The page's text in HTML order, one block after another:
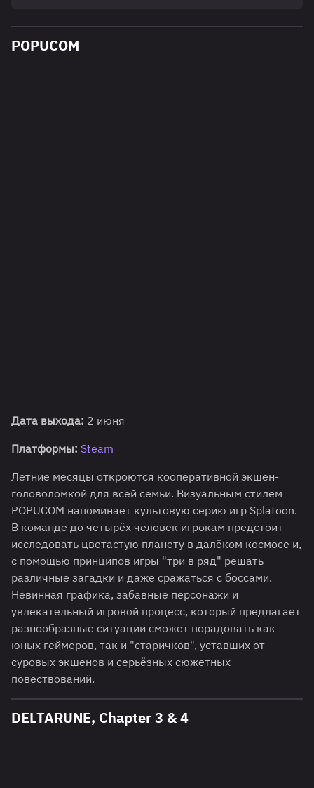
POPUCOM
Дата выхода: 2 июня
Платформы: Steam
Летние месяцы откроются кооперативной экшен-
головоломкой для всей семьи. Визуальным стилем
POPUCOM напоминает культовую серию игр Splatoon.
В команде до четырёх человек игрокам предстоит
исследовать цветастую планету в далёком космосе и,
с помощью принципов игры "три в ряд" решать
различные загадки и даже сражаться с боссами.
Невинная графика, забавные персонажи и
увлекательный игровой процесс, который предлагает
разнообразные ситуации сможет порадовать как
юных геймеров, так и "старичков", уставших от
суровых экшенов и серьёзных сюжетных
повествований.
DELTARUNE, Chapter 3 & 4